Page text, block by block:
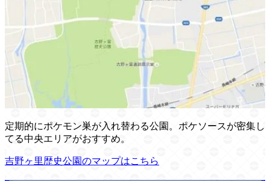
定期的にポケモン巣が入れ替わる公園。ポケソースが密集し
てる中央エリアがおすすめ。
吉野ヶ里歴史公園のマップはこちら